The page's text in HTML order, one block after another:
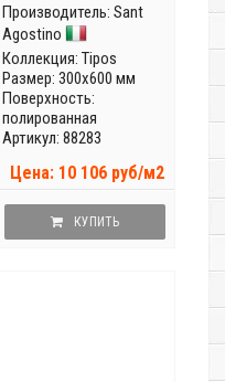
Производитель: Sant
Agostino
Коллекция: Tipos
Размер: 300x600 мм
Поверхность:
полированная
Артикул: 88283
Цена: 10 106 руб/м2
КУПИТЬ